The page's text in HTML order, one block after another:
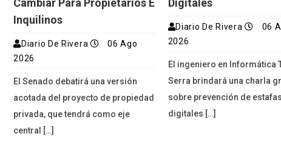
Cambiar Para Propietarios E
Inquilinos
Diario De Rivera
06 Ago
2026
El Senado debatirá una versión
acotada del proyecto de propiedad
privada, que tendrá como eje
central […]
Digitales
Diario De Rivera
06
2026
El ingeniero en Informática
Serra brindará una charla
sobre prevención de estafas
digitales […]